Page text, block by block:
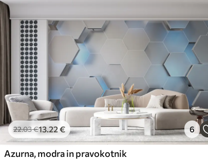
22.03€13.22€ 6
Azurna, modra in pravokotnik